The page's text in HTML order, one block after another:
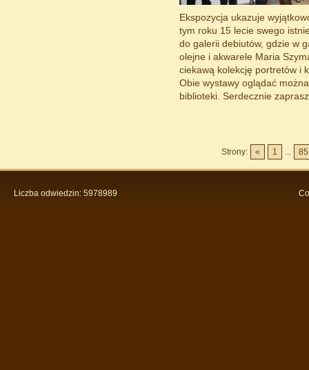
Ekspozycja ukazuje
tym roku 15 lecie swego
do galerii debiutów, gdzie w
olejne i akwarele Maria
ciekawą kolekcję portretów i
Obie wystawy oglądać
biblioteki. Serdecznie
Strony: « 1 ... 85
Liczba odwiedzin: 5978989